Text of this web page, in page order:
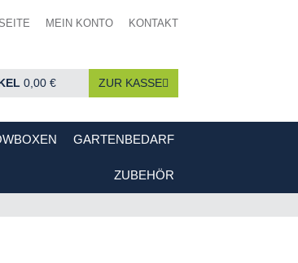
MEIN KONTO KONTAKT
0,00 € ZUR KASSE
GARTENBEDARF
ZUBEHÖR